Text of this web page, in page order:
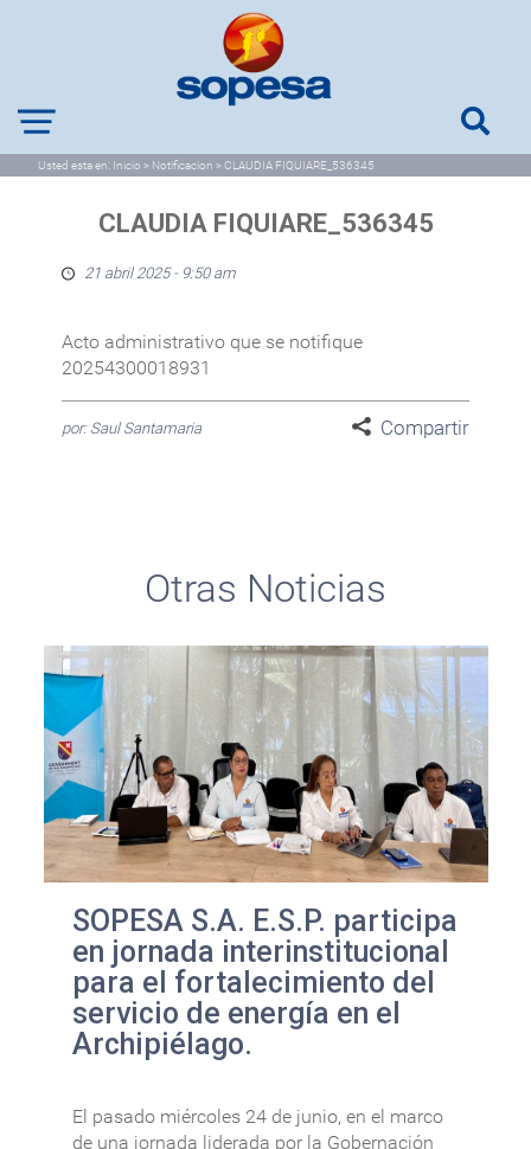
Usted esta en: Inicio > Notificacion > CLAUDIA FIQUIARE_536345
CLAUDIA FIQUIARE_536345
21 abril 2025 - 9:50 am
Acto administrativo que se notifique
20254300018931
por: Saul Santamaria Compartir
Otras Noticias
SOPESA S.A. E.S.P. participa
en jornada interinstitucional
para el fortalecimiento del
servicio de energía en el
Archipiélago.
El pasado miércoles 24 de junio, en el marco
de una jornada liderada por la Gobernación